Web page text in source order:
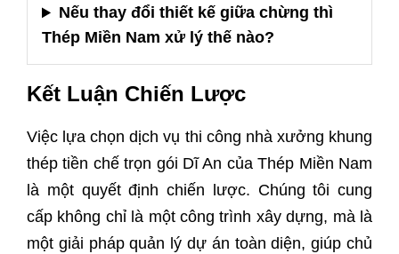
Nếu thay đổi thiết kế giữa chừng thì
Thép Miền Nam xử lý thế nào?
Kết Luận Chiến Lược
Việc lựa chọn dịch vụ thi công nhà xưởng khung
thép tiền chế trọn gói Dĩ An của Thép Miền Nam
là một quyết định chiến lược. Chúng tôi cung
cấp không chỉ là một công trình xây dựng, mà là
một giải pháp quản lý dự án toàn diện, giúp chủ